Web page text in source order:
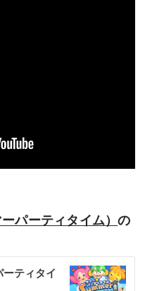
パーティタイム）の